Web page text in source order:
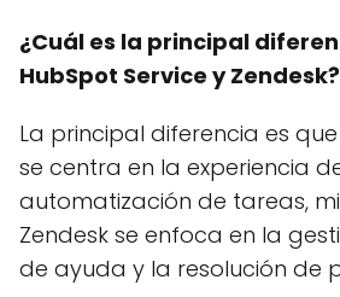
¿Cuál es la principal
HubSpot Service y Zendesk?
La principal diferencia es
se centra en la experiencia
automatización de tareas,
Zendesk se enfoca en la
de ayuda y la resolución de